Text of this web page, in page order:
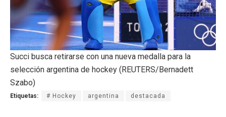
Succi busca retirarse con una nueva medalla para la
selección argentina de hockey (REUTERS/Bernadett
Szabo)
Etiquetas: # Hockey argentina destacada